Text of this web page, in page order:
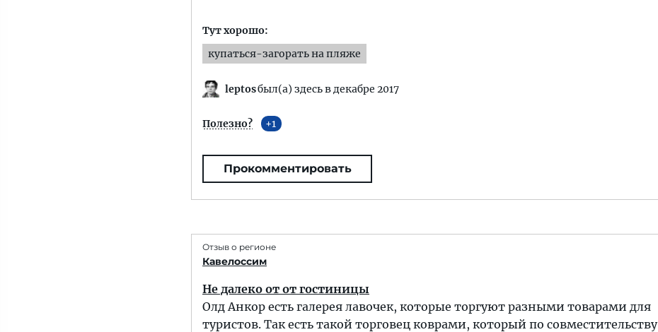
Тут хорошо:
купаться-загорать на пляже
leptosбыл(а) здесь в декабре 2017
Полезно? 1
Прокомментировать
Отзыв о регионе
Кавелоссим
Не далеко от от гостиницы
Олд Анкор есть галерея лавочек, которые торгуют разными товарами для
туристов. Так есть такой торговец коврами, который по совместительству